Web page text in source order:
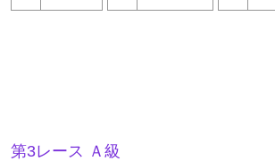
第3レース Ａ級